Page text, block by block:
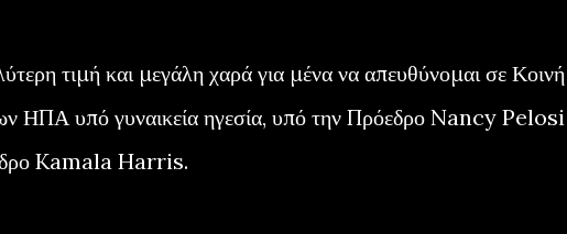
τιμή και μεγάλη χαρά για μένα να απευθύνομαι σε Κοινή
ΗΠΑ υπό γυναικεία ηγεσία, υπό την Πρόεδρο Nancy Pelosi
Kamala Harris.